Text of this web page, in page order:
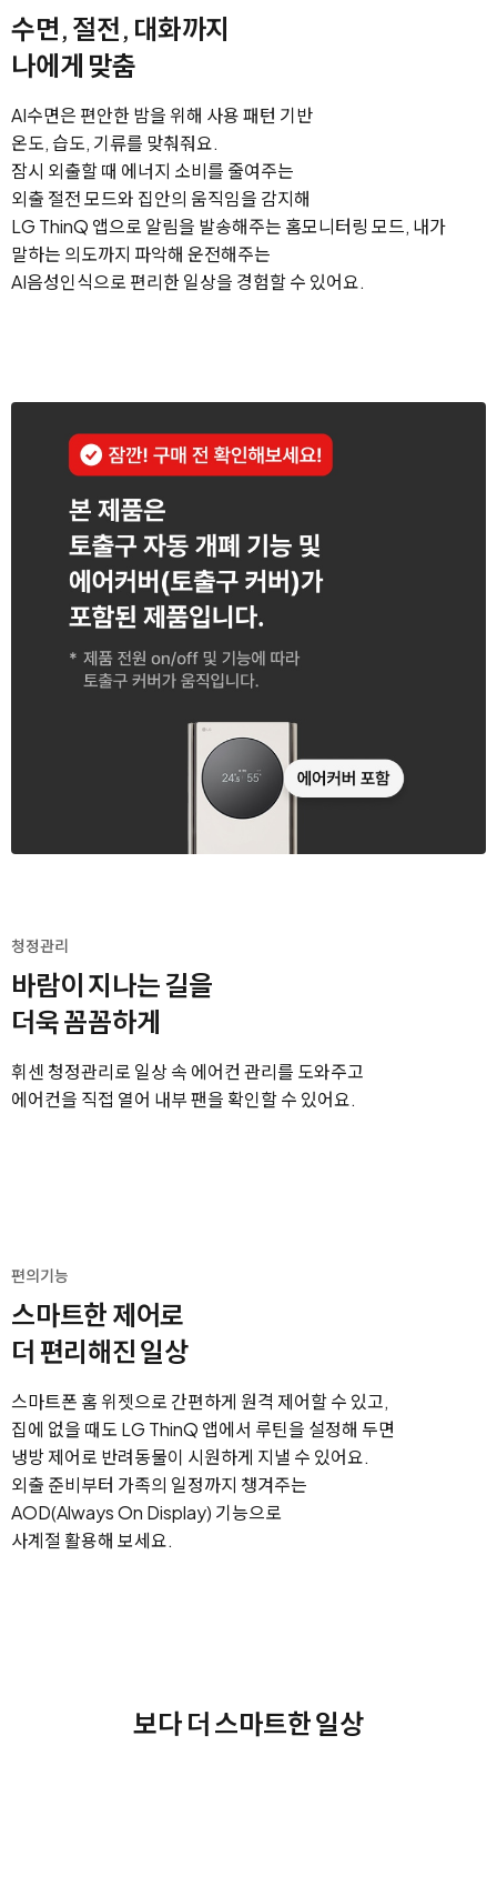
수면, 절전, 대화까지
나에게 맞춤
AI수면은 편안한 밤을 위해 사용 패턴 기반
온도, 습도, 기류를 맞춰줘요.
잠시 외출할 때 에너지 소비를 줄여주는
외출 절전 모드와 집안의 움직임을 감지해
LG ThinQ 앱으로 알림을 발송해주는 홈모니터링 모드, 내가
말하는 의도까지 파악해 운전해주는
AI음성인식으로 편리한 일상을 경험할 수 있어요.
청정관리
바람이 지나는 길을
더욱 꼼꼼하게
휘센 청정관리로 일상 속 에어컨 관리를 도와주고
에어컨을 직접 열어 내부 팬을 확인할 수 있어요.
편의기능
스마트한 제어로
더 편리해진 일상
스마트폰 홈 위젯으로 간편하게 원격 제어할 수 있고,
집에 없을 때도 LG ThinQ 앱에서 루틴을 설정해 두면
냉방 제어로 반려동물이 시원하게 지낼 수 있어요.
외출 준비부터 가족의 일정까지 챙겨주는
AOD(Always On Display) 기능으로
사계절 활용해 보세요.
보다 더 스마트한 일상